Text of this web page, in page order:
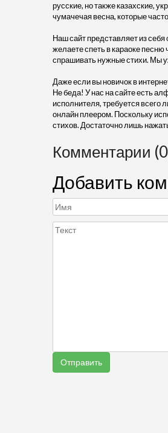
русские, но также казахские,
чумачечая весна, которые
Наш сайт представляет из
желаете спеть в караоке песню
спрашивать нужные стихи. Мы
Даже если вы новичок в
Не беда! У нас на сайте есть
исполнителя, требуется всего
онлайн плеером. Поскольку
стихов. Достаточно лишь
Комментарии
Добавить